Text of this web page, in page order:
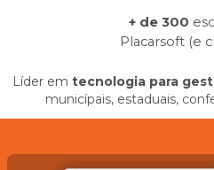
+ de 300
Placarsoft (e
Líder em tecnologia para
municípais, estaduais,